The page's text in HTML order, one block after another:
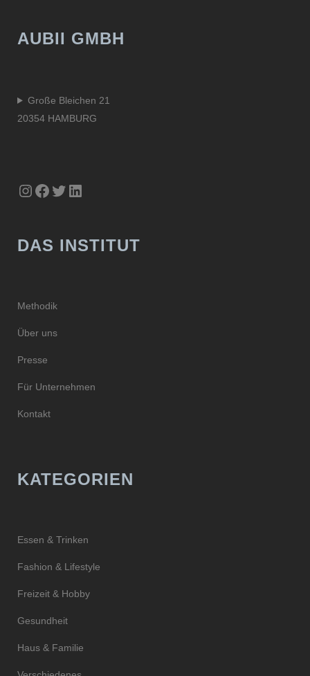
AUBII GMBH
Große Bleichen 21
20354 HAMBURG
Instagram
Facebook
Twitter
LinkedIn
DAS INSTITUT
Methodik
Über uns
Presse
Für Unternehmen
Kontakt
KATEGORIEN
Essen & Trinken
Fashion & Lifestyle
Freizeit & Hobby
Gesundheit
Haus & Familie